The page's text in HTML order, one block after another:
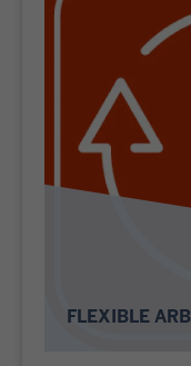
FLEXIBLE